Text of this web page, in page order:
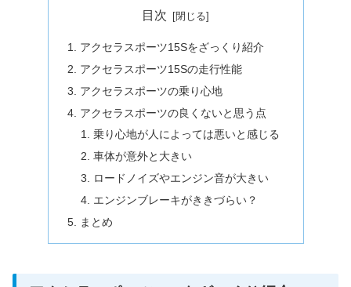
目次
アクセラスポーツ15Sをざっくり紹介
アクセラスポーツ15Sの走行性能
アクセラスポーツの乗り心地
アクセラスポーツの良くないと思う点
乗り心地が人によっては悪いと感じる
車体が意外と大きい
ロードノイズやエンジン音が大きい
エンジンブレーキがききづらい？
まとめ